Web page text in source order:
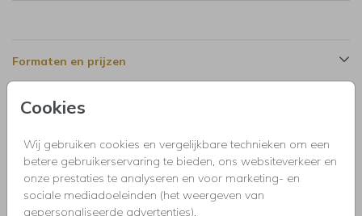
Cookies
Wij gebruiken cookies en vergelijkbare technieken om een
betere gebruikerservaring te bieden, ons websiteverkeer en
onze prestaties te analyseren en voor marketing- en
sociale mediadoeleinden (het weergeven van
gepersonaliseerde advertenties).
Formaten en prijzen
Omschrijving
Stijlvolle zakelijke kerstborrel uitnodiging blauw met
goudfolie.